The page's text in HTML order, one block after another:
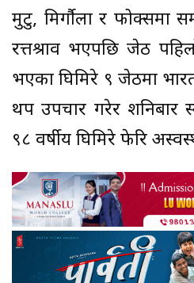
मुटु, मिर्गौला र फोक्समा
रत्तश्राव भएपछि जेठ
भएका घिमिरे ९ जेठमा
थप उपचार गरेर शनिबार
९८ वर्षीय घिमिरे फेरि